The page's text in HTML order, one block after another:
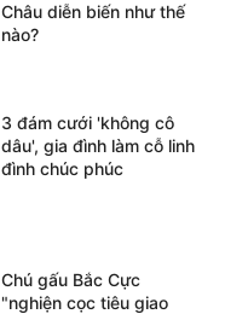
Châu diễn biến như thế
nào?
3 đám cưới 'không cô
dâu', gia đình làm cỗ linh
đình chúc phúc
Chú gấu Bắc Cực
"nghiện cọc tiêu giao